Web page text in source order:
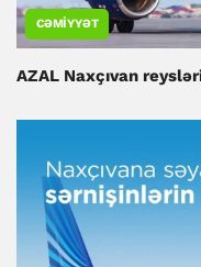
CƏMIYYƏT
AZAL Naxçıvan